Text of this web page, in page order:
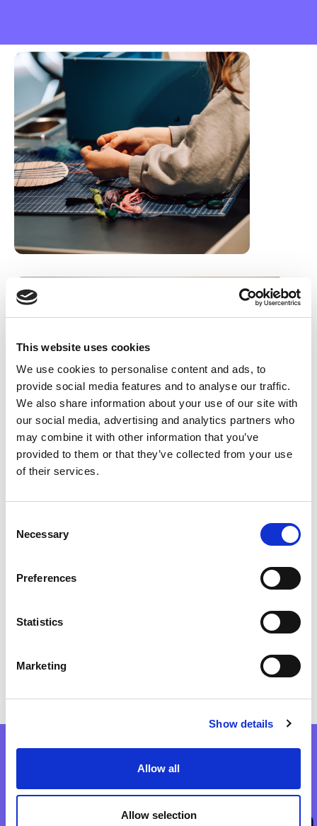
This website uses cookies
We use cookies to personalise content and ads, to
provide social media features and to analyse our traffic.
We also share information about your use of our site with
our social media, advertising and analytics partners who
may combine it with other information that you’ve
provided to them or that they’ve collected from your use
of their services.
Selection
Necessary
Preferences
Statistics
Marketing
Show details
Allow all
Allow selection
Familienmarketing &